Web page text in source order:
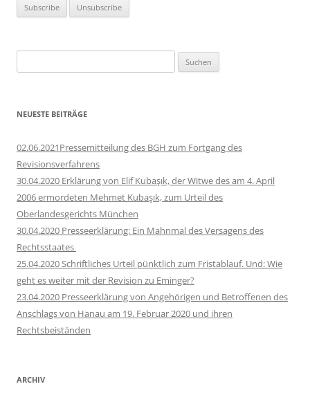
nach:
NEUESTE BEITRÄGE
02.06.2021Pressemitteilung des BGH zum Fortgang des
Revisionsverfahrens
30.04.2020 Erklärung von Elif Kubaşık, der Witwe des am 4. April
2006 ermordeten Mehmet Kubaşık, zum Urteil des
Oberlandesgerichts München
30.04.2020 Presseerklärung: Ein Mahnmal des Versagens des
Rechtsstaates
25.04.2020 Schriftliches Urteil pünktlich zum Fristablauf. Und: Wie
geht es weiter mit der Revision zu Eminger?
23.04.2020 Presseerklärung von Angehörigen und Betroffenen des
Anschlags von Hanau am 19. Februar 2020 und ihren
Rechtsbeiständen
ARCHIV